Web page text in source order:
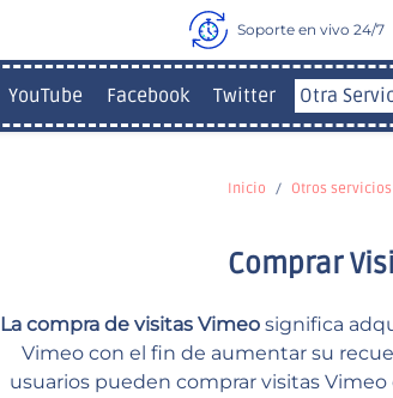
Soporte en vivo 24/7
YouTube Facebook Twitter Otra
Inicio Otros servicios
Comprar
La compra de visitas Vimeosignifica
Vimeo con el fin de aumentar su
usuarios pueden comprar visitas